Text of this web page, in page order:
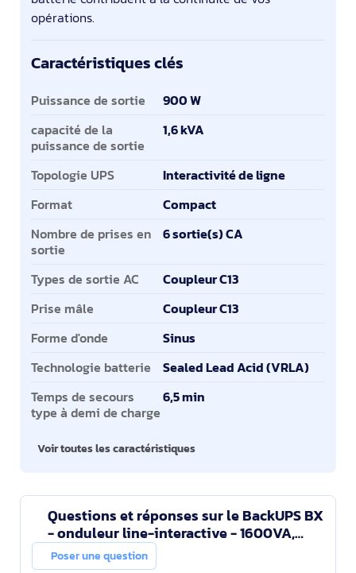
opérations.
Caractéristiques clés
Caractéristiques clés
Puissance de sortie
900 W
capacité de la
puissance de sortie
1,6 kVA
Topologie UPS
Interactivité de ligne
Format
Compact
Nombre de prises en
sortie
6 sortie(s) CA
Types de sortie AC
Coupleur C13
Prise mâle
Coupleur C13
Forme d'onde
Sinus
Technologie batterie
Sealed Lead Acid (VRLA)
Temps de secours
type à demi de charge
6,5 min
Voir toutes les caractéristiques
Questions et réponses sur le BackUPS BX
- onduleur line-interactive - 1600VA,
230V - prises IEC
Poser une question